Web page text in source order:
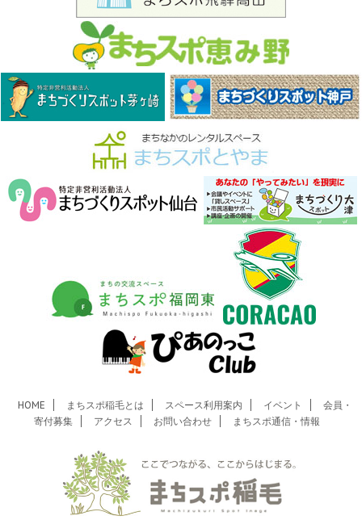
HOME まちスポ稲毛とは スペース利用案内 イベント
会員・
寄付募集
アクセス お問い合わせ まちスポ通信・情報